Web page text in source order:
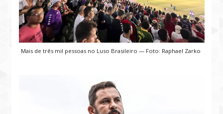
Mais de três mil pessoas no Luso Brasileiro — Foto: Raphael Zarko